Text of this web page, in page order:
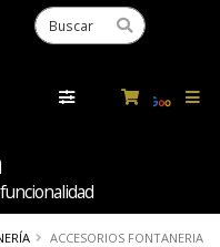
ACCESORIOS FONTANERIA